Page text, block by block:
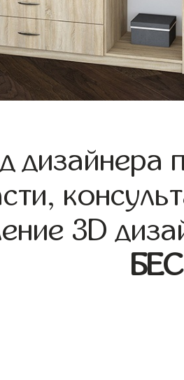
дизайнера
3D